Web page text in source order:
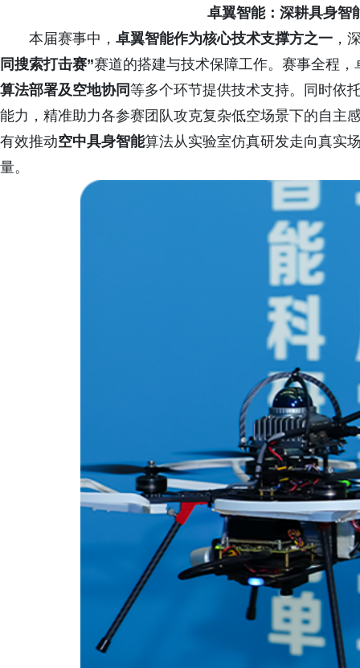
卓翼智能：深耕具身智
本届赛事中， 卓翼智能作为核心技术支撑方之一 ，
同搜索打击赛”赛道的搭建与技术保障工作。赛事全程，
算法部署及空地协同等多个环节提供技术支持。同时依
能力，精准助力各参赛团队攻克复杂低空场景下的自主
有效推动空中具身智能算法从实验室仿真研发走向真实
量。